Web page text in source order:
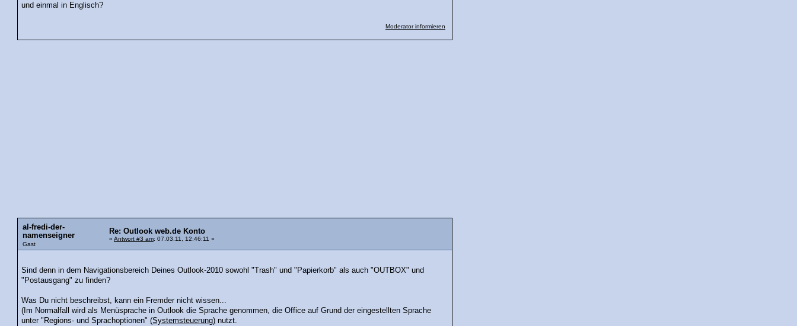
und einmal in Englisch?
Moderator informieren
al-fredi-der-
namenseigner
Gast
Re: Outlook web.de Konto
« Antwort #3 am: 07.03.11, 12:46:11 »
Sind denn in dem Navigationsbereich Deines Outlook-2010 sowohl "Trash" und "Papierkorb" als auch "OUTBOX" und
"Postausgang" zu finden?
Was Du nicht beschreibst, kann ein Fremder nicht wissen...
(Im Normalfall wird als Menüsprache in Outlook die Sprache genommen, die Office auf Grund der eingestellten Sprache
unter "Regions- und Sprachoptionen"(Systemsteuerung) nutzt.